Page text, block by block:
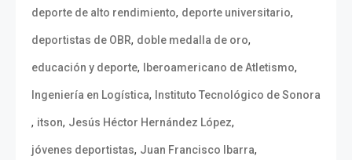
deporte de alto rendimiento, deporte universitario,
deportistas de OBR, doble medalla de oro,
educación y deporte, Iberoamericano de Atletismo,
Ingeniería en Logística, Instituto Tecnológico de Sonora
, itson, Jesús Héctor Hernández López,
jóvenes deportistas, Juan Francisco Ibarra,